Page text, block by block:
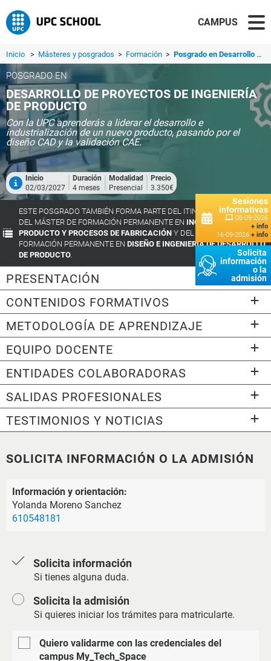
CAMPUS
Inicio > Másteres y posgrados > Formación > Posgrado en Desarrollo de Proyectos de Ingeniería de Producto
Sesiones
informativas
08-09-2026
+ info
16-09-2026 + info
Solicita
información
o la
admisión
POSGRADO EN
DESARROLLO DE PROYECTOS DE INGENIERÍA
DE PRODUCTO
Con la UPC aprenderás a liderar el desarrollo e
industrialización de un nuevo producto, pasando por el
diseño CAD y la validación CAE.
Inicio
02/03/2027
Duración
4 meses
Modalidad
Presencial
Precio
3.350€
ESTE POSGRADO TAMBIÉN FORMA PARTE DEL ITINERARIO FORMATIVO
DEL MÁSTER DE FORMACIÓN PERMANENTE EN INGENIERÍA DE
PRODUCTO Y PROCESOS DE FABRICACIÓN Y DEL MÁSTER DE
FORMACIÓN PERMANENTE EN DISEÑO E INGENIERÍA DE DESARROLLO
DE PRODUCTO.
PRESENTACIÓN
CONTENIDOS FORMATIVOS
METODOLOGÍA DE APRENDIZAJE
EQUIPO DOCENTE
ENTIDADES COLABORADORAS
SALIDAS PROFESIONALES
TESTIMONIOS Y NOTICIAS
SOLICITA INFORMACIÓN O LA ADMISIÓN
Información y orientación:
Yolanda Moreno Sanchez
610548181
Solicita información
Si tienes alguna duda.
Solicita la admisión
Si quieres iniciar los trámites para matricularte.
Quiero validarme con las credenciales del
campus My_Tech_Space